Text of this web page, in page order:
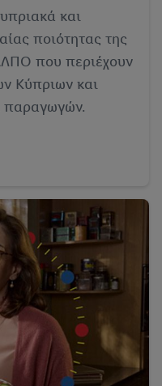
και
ποιότητας της
που περιέχουν
Κύπριων και
παραγωγών.